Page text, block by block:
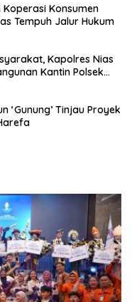
Konsumen
Tempuh Jalur Hukum
Kapolres Nias
Kantin Polsek
‘Gunung’ Tinjau Proyek